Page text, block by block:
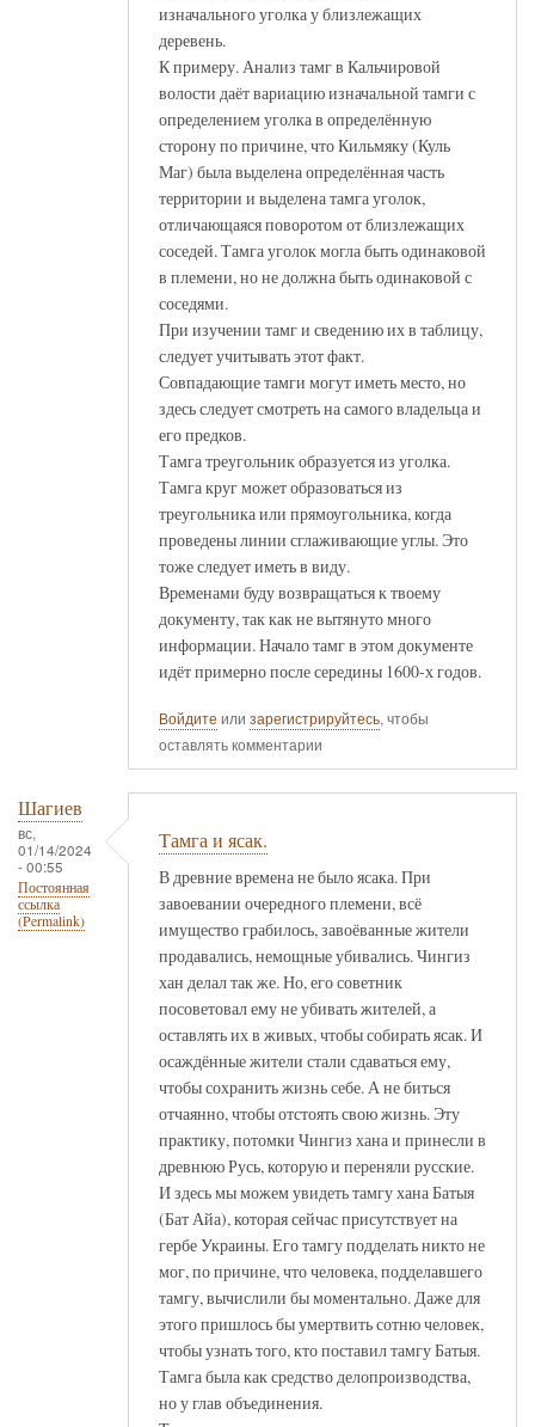
изначального уголка у близлежащих
деревень.
К примеру. Анализ тамг в Кальчировой
волости даёт вариацию изначальной тамги с
определением уголка в определённую
сторону по причине, что Кильмяку (Куль
Маг) была выделена определённая часть
территории и выделена тамга уголок,
отличающаяся поворотом от близлежащих
соседей. Тамга уголок могла быть одинаковой
в племени, но не должна быть одинаковой с
соседями.
При изучении тамг и сведению их в таблицу,
следует учитывать этот факт.
Совпадающие тамги могут иметь место, но
здесь следует смотреть на самого владельца и
его предков.
Тамга треугольник образуется из уголка.
Тамга круг может образоваться из
треугольника или прямоугольника, когда
проведены линии сглаживающие углы. Это
тоже следует иметь в виду.
Временами буду возвращаться к твоему
документу, так как не вытянуто много
информации. Начало тамг в этом документе
идёт примерно после середины 1600-х годов.
Войдите или зарегистрируйтесь, чтобы
оставлять комментарии
Шагиев
вс,
01/14/2024
- 00:55
Постоянная
ссылка
(Permalink)
Тамга и ясак.
В древние времена не было ясака. При
завоевании очередного племени, всё
имущество грабилось, завоёванные жители
продавались, немощные убивались. Чингиз
хан делал так же. Но, его советник
посоветовал ему не убивать жителей, а
оставлять их в живых, чтобы собирать ясак. И
осаждённые жители стали сдаваться ему,
чтобы сохранить жизнь себе. А не биться
отчаянно, чтобы отстоять свою жизнь. Эту
практику, потомки Чингиз хана и принесли в
древнюю Русь, которую и переняли русские.
И здесь мы можем увидеть тамгу хана Батыя
(Бат Айа), которая сейчас присутствует на
гербе Украины. Его тамгу подделать никто не
мог, по причине, что человека, подделавшего
тамгу, вычислили бы моментально. Даже для
этого пришлось бы умертвить сотню человек,
чтобы узнать того, кто поставил тамгу Батыя.
Тамга была как средство делопроизводства,
но у глав объединения.